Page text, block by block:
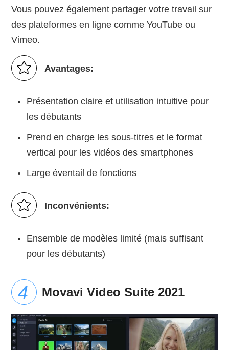
Vous pouvez également partager votre travail sur
des plateformes en ligne comme YouTube ou
Vimeo.
Avantages:
Présentation claire et utilisation intuitive pour
les débutants
Prend en charge les sous-titres et le format
vertical pour les vidéos des smartphones
Large éventail de fonctions
Inconvénients:
Ensemble de modèles limité (mais suffisant
pour les débutants)
Movavi Video Suite 2021